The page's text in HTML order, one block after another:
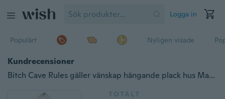
Logga in
Populärt Nyligen visade
Kundrecensioner
Bitch Cave Rules gäller vänskap hängande plack hus Mancave tecken bästa vän födelsedagspresent
TOTALT